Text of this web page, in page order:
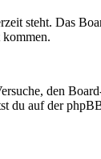
steht. Das
den
du auf der